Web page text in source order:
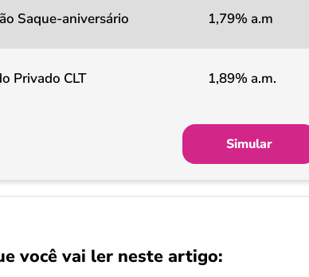
Saque-aniversário 1,79% a.m
Privado CLT 1,89% a.m.
Simular
você vai ler neste artigo: